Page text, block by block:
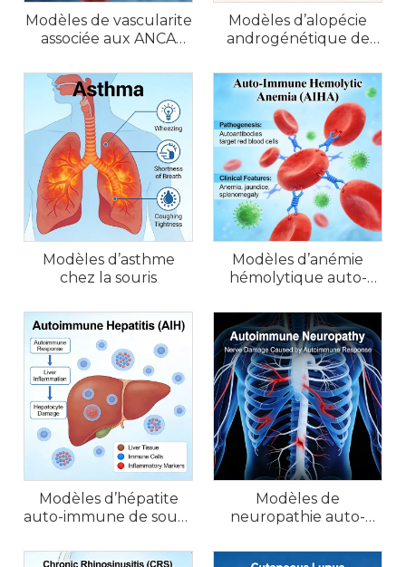
Modèles de vascularite
associée aux ANCA
Modèles d’alopécie
androgénétique de
Modèles d’asthme
chez la souris
Modèles d’anémie
hémolytique auto-
(AIHA)
Modèles d’hépatite
auto-immune de souris
Modèles de
neuropathie auto-